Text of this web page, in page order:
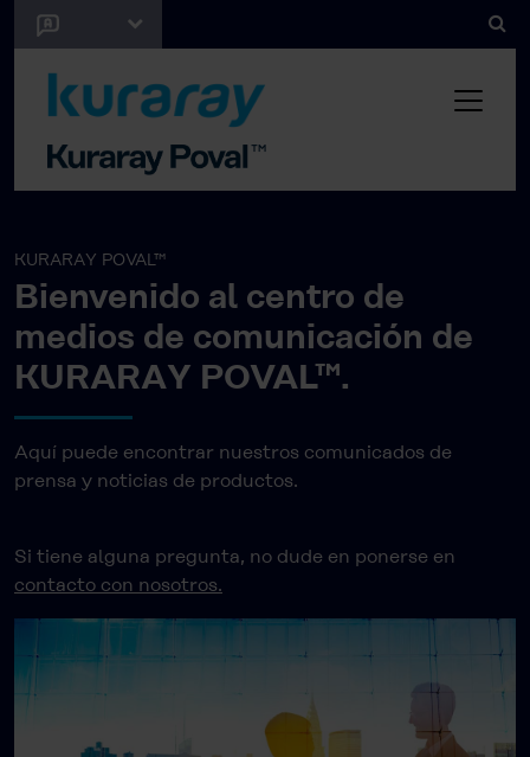
KURARAY POVAL™
Bienvenido al centro de
medios de comunicación de
KURARAY POVAL™.
Aquí puede encontrar nuestros comunicados de
prensa y noticias de productos.
Si tiene alguna pregunta, no dude en ponerse en
contacto con nosotros.